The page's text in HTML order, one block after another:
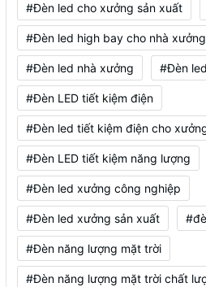
#Đèn led cho xưởng sản xuất
#Đèn led high bay cho nhà xưởng
#Đèn led nhà xưởng #Đèn
#Đèn LED tiết kiệm điện
#Đèn led tiết kiệm điện cho
#Đèn LED tiết kiệm năng lượng
#Đèn led xưởng công nghiệp
#Đèn led xưởng sản xuất
#Đèn năng lượng mặt trời
#Đèn năng lượng mặt trời chất